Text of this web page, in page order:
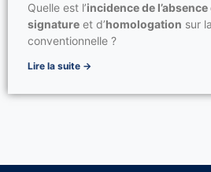
Quelle est l’incidence de l’absence
signature et d’homologation sur
conventionnelle ?
Lire la suite →